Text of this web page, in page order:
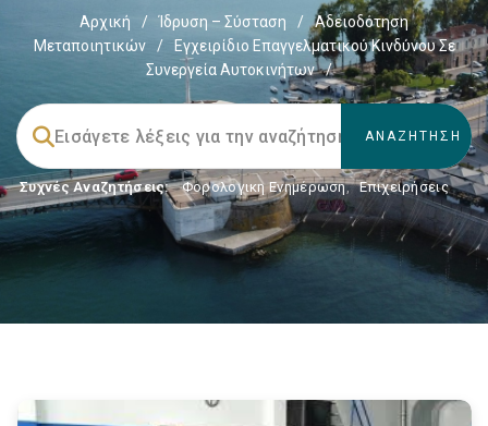
Αρχική / Ίδρυση – Σύσταση /
Αδειοδότηση
Μεταποιητικών
/
Εγχειρίδιο Επαγγελματικού Κινδύνου Σε
Συνεργεία Αυτοκινήτων
/
Συχνές Αναζητήσεις: Φορολογικη Ενημέρωση, Επιχειρήσεις